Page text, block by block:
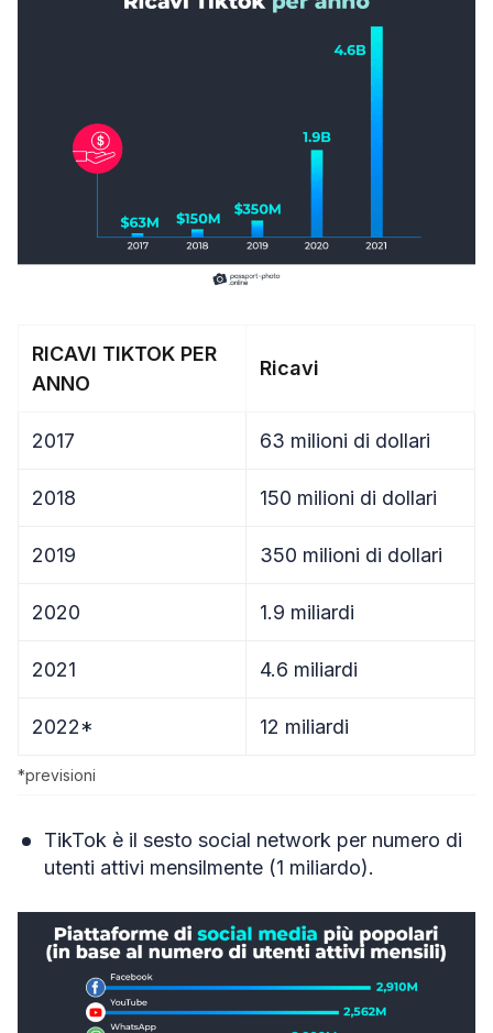
RICAVI TIKTOK PER
ANNO
Ricavi
2017 63 milioni di dollari
2018 150 milioni di dollari
2019 350 milioni di dollari
2020 1.9 miliardi
2021 4.6 miliardi
2022* 12 miliardi
*previsioni
TikTok è il sesto social network per numero di
utenti attivi mensilmente (1 miliardo).